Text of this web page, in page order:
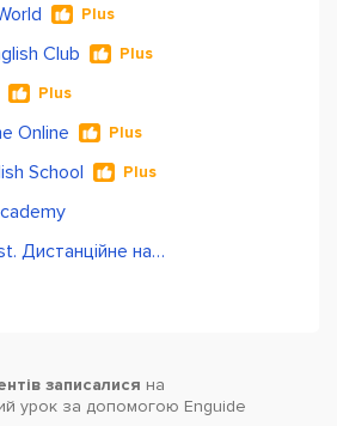
Plus
Club Plus
Plus
Online Plus
School Plus
Green Forest. Дистанційне навчання
записалися на
урок за допомогою Enguide